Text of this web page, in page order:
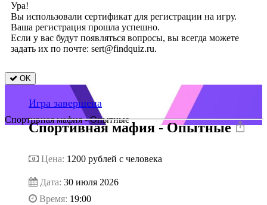
Ура!
Вы использовали сертификат для регистрации на игру.
Ваша регистрация прошла успешно.
Если у вас будут появляться вопросы, вы всегда можете
задать их по почте: sert@findquiz.ru.
OK
Спортивная мафия - Опытные
Игра завершена
Спортивная мафия - Опытные
Цена: 1200 рублей с человека
Дата: 30 июля 2026
Время: 19:00